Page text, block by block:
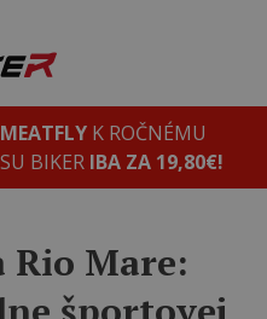
K ROČNÉMU
BIKER IBA ZA 19,80€!
Rio Mare: